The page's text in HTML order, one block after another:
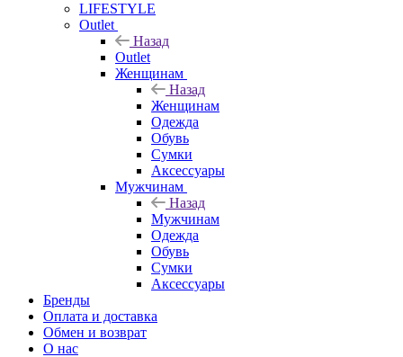
LIFESTYLE
Outlet
Назад
Outlet
Женщинам
Назад
Женщинам
Одежда
Обувь
Сумки
Аксессуары
Мужчинам
Назад
Мужчинам
Одежда
Обувь
Сумки
Аксессуары
Бренды
Оплата и доставка
Обмен и возврат
О нас